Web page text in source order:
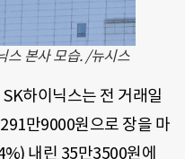
스 본사 모습. /뉴시스
하이닉스는 전 거래일
만9000원으로 장을 마
내린 35만3500원에